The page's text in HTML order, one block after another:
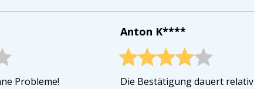
Probleme!
Anton K****
Die Bestätigung dauert relativ